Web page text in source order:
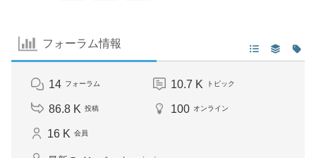
フォーラム情報
14 フォーラム 10.7 K トピック
86.8 K 投稿 100 オンライン
16 K 会員